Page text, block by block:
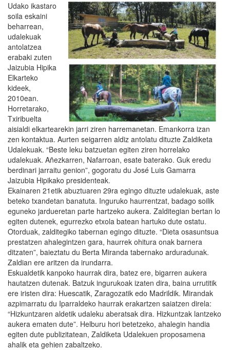
Udako ikastaro
soila eskaini
beharrean,
udalekuak
antolatzea
erabaki zuten
Jaizubia Hipika
Elkarteko
kideek,
2010ean.
Horretarako,
Txiribuelta
aisialdi elkartearekin jarri ziren harremanetan. Emankorra izan
zen kontaktua. Aurten seigarren aldiz antolatu dituzte Zaldiketa
Udalekuak. “Beste leku batzuetan egiten ziren horrelako
udalekuak. Añezkarren, Nafarroan, esate baterako. Guk eredu
berdinari jarraitu genion”, gogoratu du José Luis Gamarra
Jaizubia Hipikako presidenteak.
Ekainaren 21etik abuztuaren 29ra egingo dituzte udalekuak, aste
beteko txandetan banatuta. Inguruko haurrentzat, badago soilik
eguneko jardueretan parte hartzeko aukera. Zalditegian bertan lo
egiten dutenek, egurrezko etxola batean hartuko dute ostatu.
Otorduak, zalditegiko tabernan egingo dituzte. “Dieta osasuntsua
prestatzen ahalegintzen gara, haurrek ohitura onak barnera
ditzaten”, baieztatu du Berta Miranda tabernako arduradunak.
Zaldian ere aritzen da irundarra.
Eskualdetik kanpoko haurrak dira, batez ere, bigarren aukera
hautatzen dutenak. Batzuk ingurukoak izaten dira, baina urrutitik
ere iristen dira: Huescatik, Zaragozatik edo Madrildik. Mirandak
azpimarratu du Iparraldeko haurrak erakartzen saiatzen direla:
“Hizkuntzaren aldetik udaleku aberatsak dira. Hizkuntzak lantzeko
aukera ematen dute”. Helburu hori betetzeko, ahalegin handia
egiten dute publizitatean, Zaldiketa Udalekuen proposamena
ahalik eta gehien zabaltzeko.